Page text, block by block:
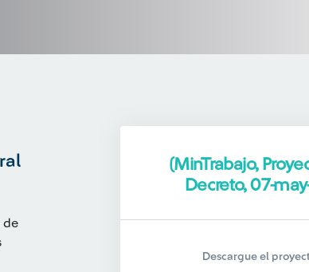
de
(MinTrabajo,
Decreto, 07-
Descargue el